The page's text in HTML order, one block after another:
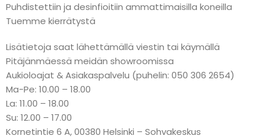
Puhdistettiin ja desinfioitiin ammattimaisilla koneilla
Tuemme kierrätystä
Lisätietoja saat lähettämällä viestin tai käymällä
Pitäjänmäessä meidän showroomissa
Aukioloajat & Asiakaspalvelu (puhelin: 050 306 2654)
Ma-Pe: 10.00 – 18.00
La: 11.00 – 18.00
Su: 12.00 – 17.00
Kornetintie 6 A, 00380 Helsinki – Sohvakeskus